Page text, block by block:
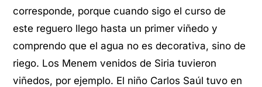
corresponde, porque cuando sigo el curso de
este reguero llego hasta un primer viñedo y
comprendo que el agua no es decorativa, sino de
riego. Los Menem venidos de Siria tuvieron
viñedos, por ejemplo. El niño Carlos Saúl tuvo en